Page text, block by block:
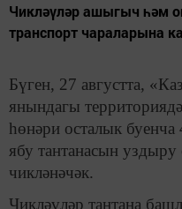
Чикләүләр ашыгыч һәм
транспорт чараларына
Бүген, 27 августта,
янындагы
һөнәри осталык
ябу тантанасын уздыру
чикләнәчәк.
Чикләүләр тантана